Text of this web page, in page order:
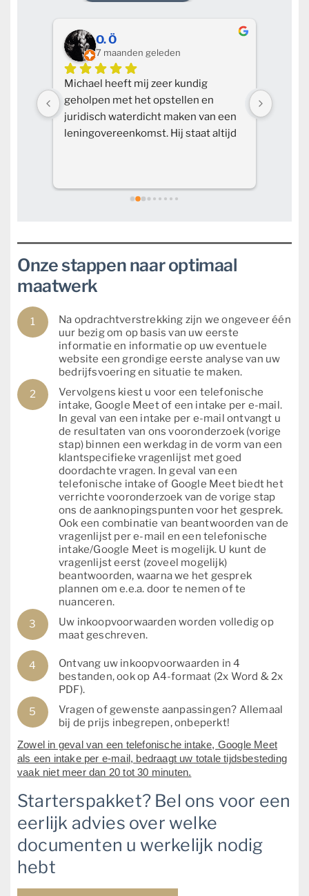
O. Ö
7 maanden geleden
Michael heeft mij zeer kundig
geholpen met het opstellen en
juridisch waterdicht maken van een
leningovereenkomst. Hij staat altijd
De samenwerking heb ik als zeer
Onze stappen naar optimaal
maatwerk
Na opdrachtverstrekking zijn we ongeveer één
uur bezig om op basis van uw eerste
informatie en informatie op uw eventuele
website een grondige eerste analyse van uw
bedrijfsvoering en situatie te maken.
Vervolgens kiest u voor een telefonische
intake, Google Meet of een intake per e-mail.
In geval van een intake per e-mail ontvangt u
de resultaten van ons vooronderzoek (vorige
stap) binnen een werkdag in de vorm van een
klantspecifieke vragenlijst met goed
doordachte vragen. In geval van een
telefonische intake of Google Meet biedt het
verrichte vooronderzoek van de vorige stap
ons de aanknopingspunten voor het gesprek.
Ook een combinatie van beantwoorden van de
vragenlijst per e-mail en een telefonische
intake/Google Meet is mogelijk. U kunt de
vragenlijst eerst (zoveel mogelijk)
beantwoorden, waarna we het gesprek
plannen om e.e.a. door te nemen of te
nuanceren.
Uw inkoopvoorwaarden worden volledig op
maat geschreven.
Ontvang uw inkoopvoorwaarden in 4
bestanden, ook op A4-formaat (2x Word & 2x
PDF).
Vragen of gewenste aanpassingen? Allemaal
bij de prijs inbegrepen, onbeperkt!
Zowel in geval van een telefonische intake, Google Meet
als een intake per e-mail, bedraagt uw totale tijdsbesteding
vaak niet meer dan 20 tot 30 minuten.
Starterspakket? Bel ons voor een
eerlijk advies over welke
documenten u werkelijk nodig
hebt